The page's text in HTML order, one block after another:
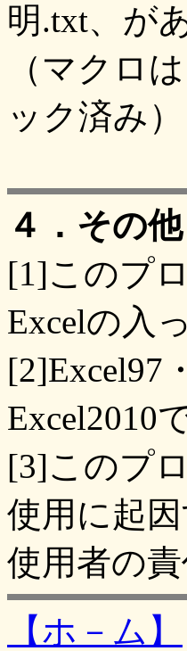
明.txt、が
（マクロ
ック済み）
４．その他
[1]このプ
Excelの入
[2]Excel97
Excel2010
[3]このプ
使用に起
使用者の
【ホ－ム】